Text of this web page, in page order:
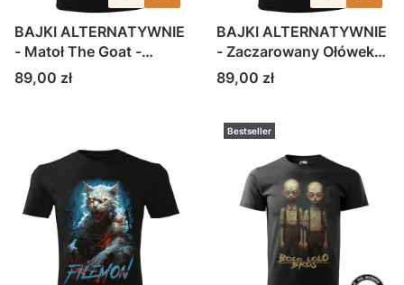
BAJKI ALTERNATYWNIE
- Matoł The Goat -
koszulka męska
Cena
89,00 zł
BAJKI ALTERNATYWNIE
- Zaczarowany Ołówek-
koszulka męska
Cena
89,00 zł
Bestseller